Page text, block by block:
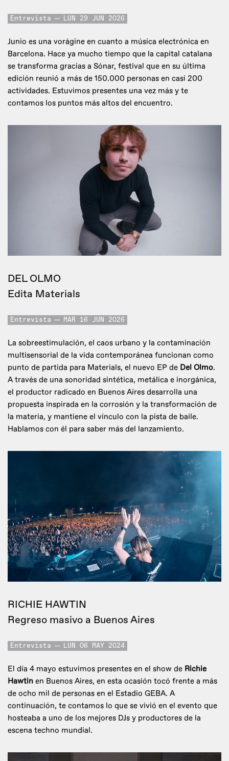
Entrevista LUN 29 JUN 2026
Junio es una vorágine en cuanto a música electrónica en
Barcelona. Hace ya mucho tiempo que la capital catalana
se transforma gracias a Sónar, festival que en su última
edición reunió a más de 150.000 personas en casi 200
actividades. Estuvimos presentes una vez más y te
contamos los puntos más altos del encuentro.
DEL OLMO
Edita Materials
Entrevista MAR 16 JUN 2026
La sobreestimulación, el caos urbano y la contaminación
multisensorial de la vida contemporánea funcionan como
punto de partida para Materials, el nuevo EP de Del Olmo.
A través de una sonoridad sintética, metálica e inorgánica,
el productor radicado en Buenos Aires desarrolla una
propuesta inspirada en la corrosión y la transformación de
la materia, y mantiene el vínculo con la pista de baile.
Hablamos con él para saber más del lanzamiento.
RICHIE HAWTIN
Regreso masivo a Buenos Aires
Entrevista LUN 06 MAY 2024
El día 4 mayo estuvimos presentes en el show de Richie
Hawtin en Buenos Aires, en esta ocasión tocó frente a más
de ocho mil de personas en el Estadio GEBA. A
continuación, te contamos lo que se vivió en el evento que
hosteaba a uno de los mejores DJs y productores de la
escena techno mundial.